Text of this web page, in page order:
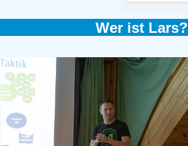
Wer ist Lars?